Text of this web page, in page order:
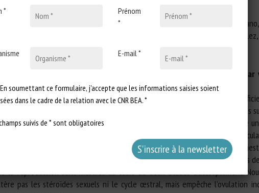
Meinsohn, Philippe Godin, Nicholas Nagykery, Natalie Sicher, Motohiro
Amy K. Thompson, Helen L. Bateman, Elizabeth M. Donelan, Raquel
David Pépin
durable chez la chatte domestique grâce à l’administration par
domestiques estimés dans le monde vivent en liberté. Ces chats ne
faune sauvage. En outre, l’euthanasie d’animaux sains dans des refuges
le pilier du contrôle des populations d’animaux de compagnie, il existe
Nous rapportons ici la preuve qu’un seul traitement
müllérienne produit une contraception à long terme chez la chatte
l’expression du transgène, les anticorps anti-transgène et les hormones
la reproduction sont mesurés au cours de deux études d’accouplement.
pas les stéroïdes sexuels ni le cycle œstral, mais empêche l’ovulation
*
Prénom
*
E-mail *
En soumettant ce formulaire, j'accepte que les informations saisies soient
dans le cadre de la relation avec le CNR BEA. *
suivis de * sont obligatoires